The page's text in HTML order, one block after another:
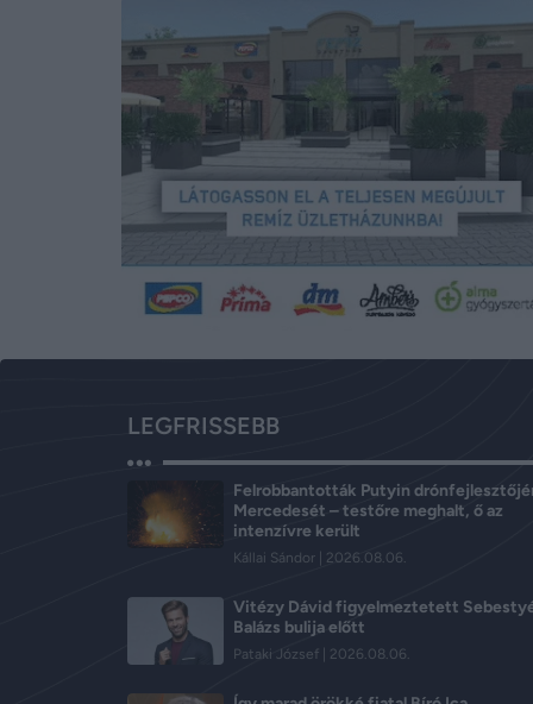
LEGFRISSEBB
Felrobbantották Putyin
Mercedesét – testőre meghalt, ő az
intenzívre került
Kállai Sándor 2026.08.06.
Vitézy Dávid figyelmeztetett
Balázs bulija előtt
Pataki József 2026.08.06.